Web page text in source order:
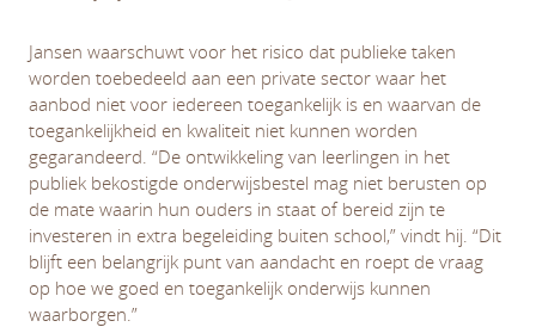
Jansen waarschuwt voor het risico dat publieke taken
worden toebedeeld aan een private sector waar het
aanbod niet voor iedereen toegankelijk is en waarvan de
toegankelijkheid en kwaliteit niet kunnen worden
gegarandeerd. “De ontwikkeling van leerlingen in het
publiek bekostigde onderwijsbestel mag niet berusten op
de mate waarin hun ouders in staat of bereid zijn te
investeren in extra begeleiding buiten school,” vindt hij. “Dit
blijft een belangrijk punt van aandacht en roept de vraag
op hoe we goed en toegankelijk onderwijs kunnen
waarborgen.”